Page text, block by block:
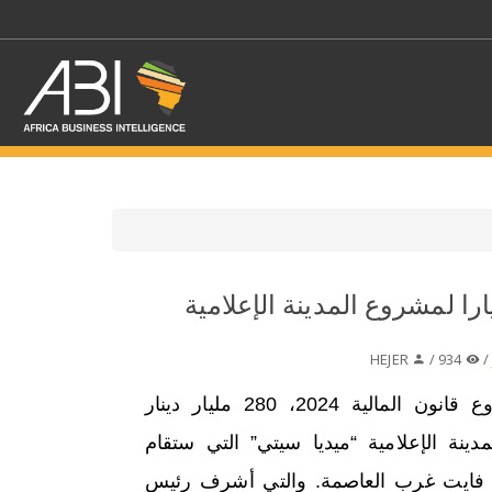
اختر قطاع / القطاعات
280 مليارا لمشروع المدينة الإعلامية
/
934 /
رصد مشروع قانون المالية 2024، 280 مليار دينار
الإعلامية “ميديا سيتي” التي ستقام
فايت غرب العاصمة. والتي أشرف رئيس